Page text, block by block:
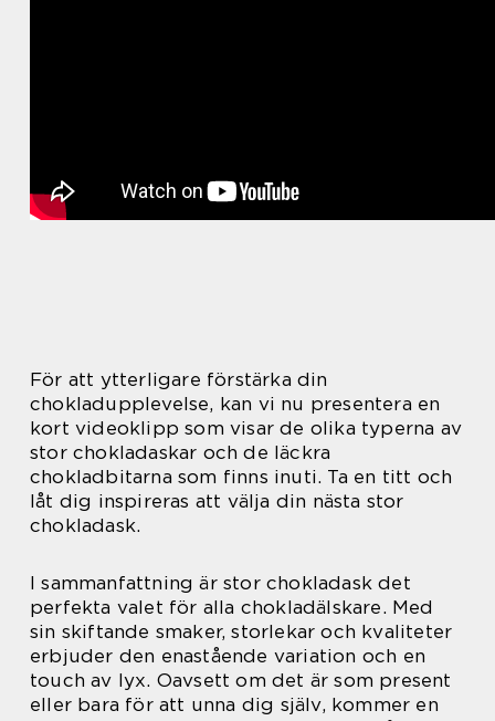
För att ytterligare förstärka din
chokladupplevelse, kan vi nu presentera en
kort videoklipp som visar de olika typerna av
stor chokladaskar och de läckra
chokladbitarna som finns inuti. Ta en titt och
låt dig inspireras att välja din nästa stor
chokladask.
I sammanfattning är stor chokladask det
perfekta valet för alla chokladälskare. Med
sin skiftande smaker, storlekar och kvaliteter
erbjuder den enastående variation och en
touch av lyx. Oavsett om det är som present
eller bara för att unna dig själv, kommer en